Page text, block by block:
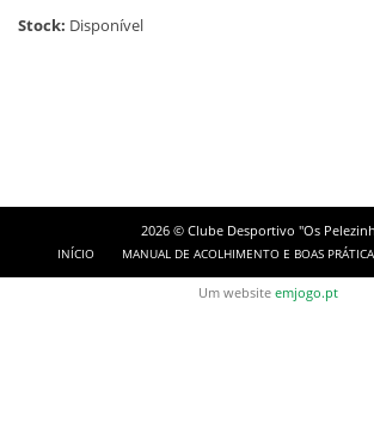
Stock: Disponível
2026 © Clube Desportivo "Os
INÍCIO MANUAL DE ACOLHIMENTO E BOAS
Um website emjogo.pt